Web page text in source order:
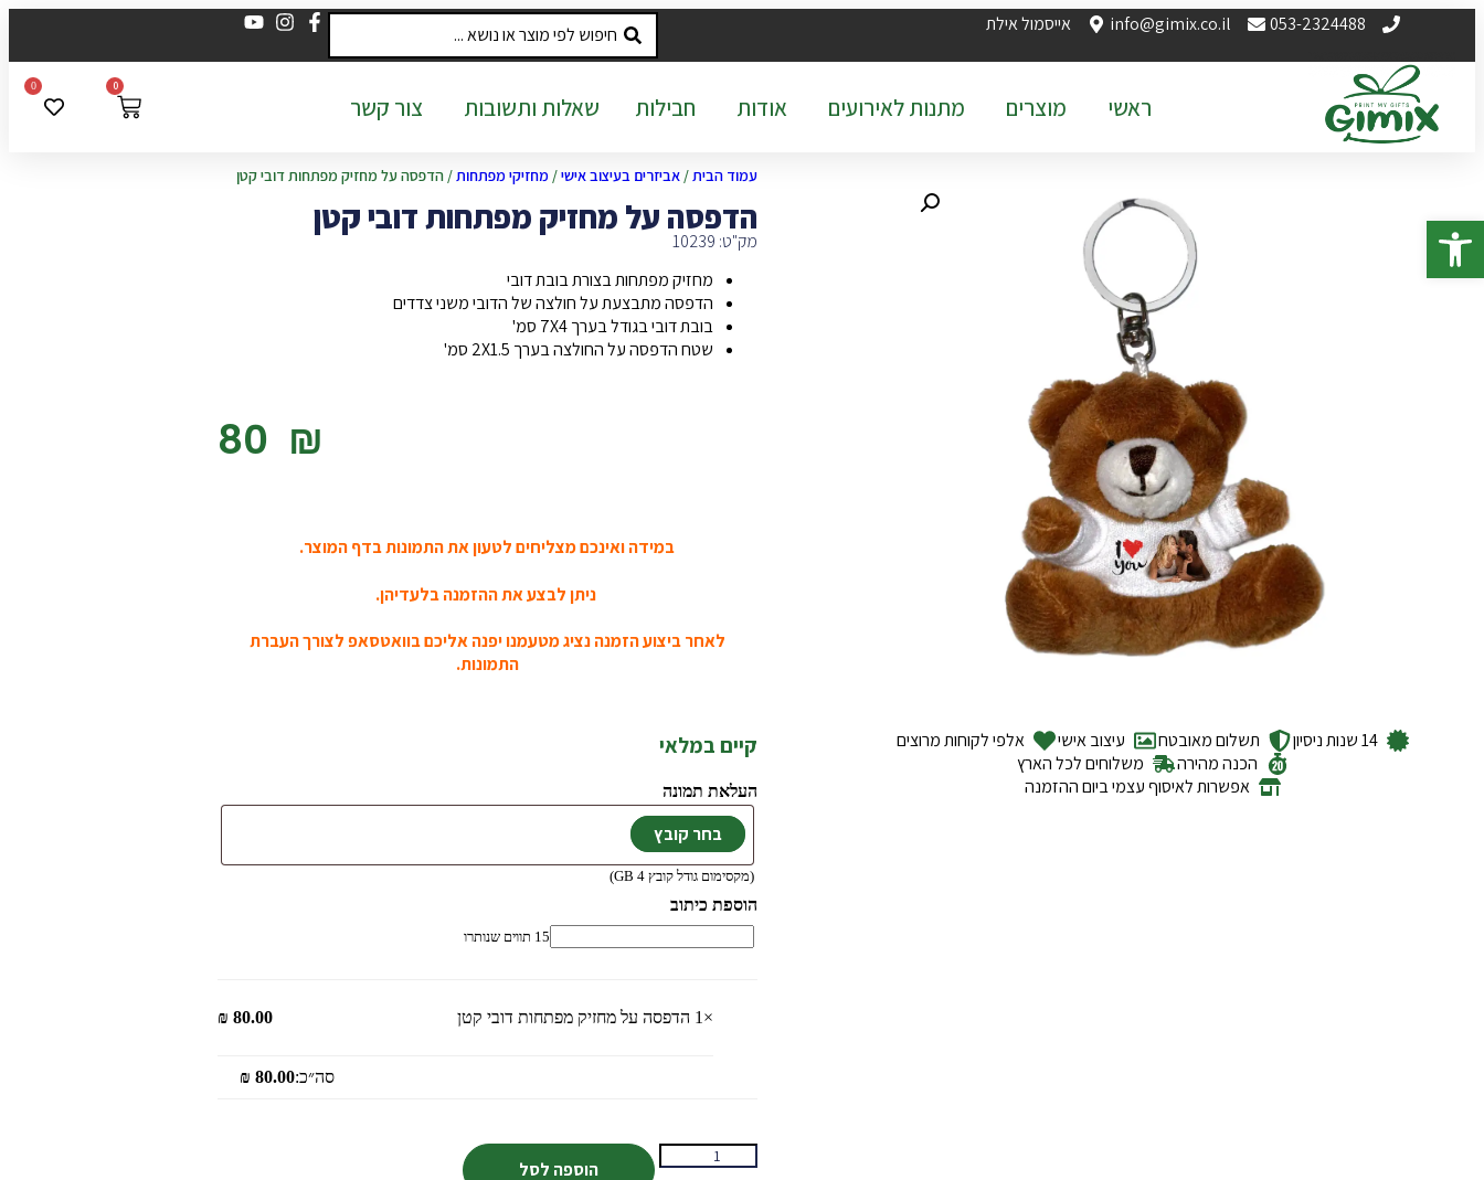
פתח סרגל נגישות
053-2324488
info@gimix.co.il אייסמול אילת
ראשי מוצרים מתנות לאירועים אודות חבילות שאלות ותשובות צור קשר
0
0
14 שנות ניסיון תשלום מאובטח עיצוב אישי
אלפי לקוחות מרוצים
הכנה מהירה
משלוחים לכל הארץ
אפשרות לאיסוף עצמי ביום ההזמנה
עמוד הבית/אביזרים בעיצוב אישי/מחזיקי מפתחות/ הדפסה על מחזיק מפתחות דובי קטן
הדפסה על מחזיק מפתחות דובי קטן
מק"ט: 10239
מחזיק מפתחות בצורת בובת דובי
הדפסה מתבצעת על חולצה של הדובי משני צדדים
בובת דובי בגודל בערך 7X4 סמ'
שטח הדפסה על החולצה בערך 2X1.5 סמ'
‎80 ₪
במידה ואינכם מצליחים לטעון את התמונות בדף המוצר.
ניתן לבצע את ההזמנה בלעדיהן.
לאחר ביצוע הזמנה נציג מטעמנו יפנה אליכם בוואטסאפ לצורך העברת
התמונות.
קיים במלאי
העלאת תמונה
(מקסימום גודל קובץ 4 GB)
הוספת כיתוב
15 תווים שנותרו
×1 הדפסה על מחזיק מפתחות דובי קטן ₪ 80.00
סה״כ: ₪ 80.00
הוספה לסל